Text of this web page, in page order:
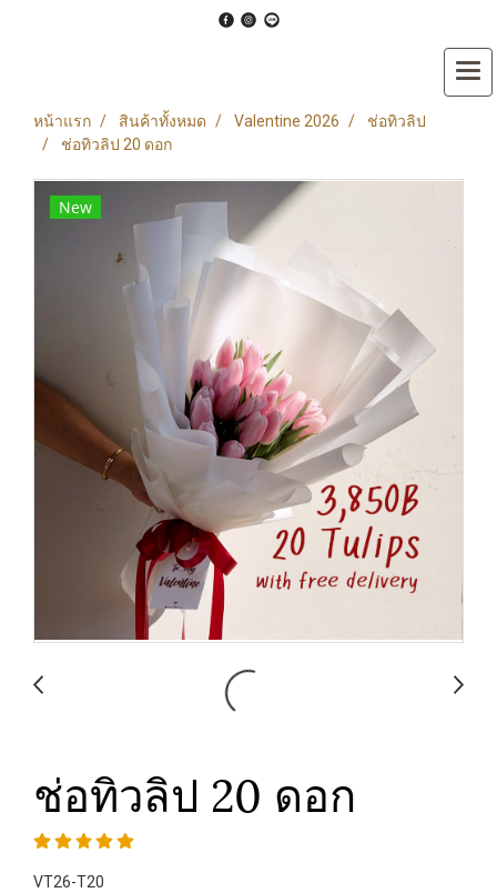
หน้าแรก สินค้าทั้งหมด Valentine 2026
ช่อทิวลิป
ช่อทิวลิป 20 ดอก
New
ช่อทิวลิป 20 ดอก
VT26-T20